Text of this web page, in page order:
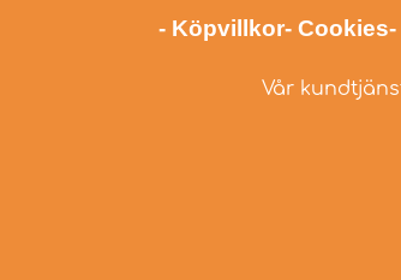
- Köpvillkor- Cookies
Vår